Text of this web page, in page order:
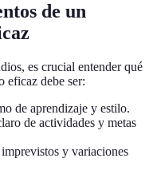
de un
es crucial entender qué
eficaz debe ser:
de aprendizaje y estilo.
de actividades y metas
y variaciones